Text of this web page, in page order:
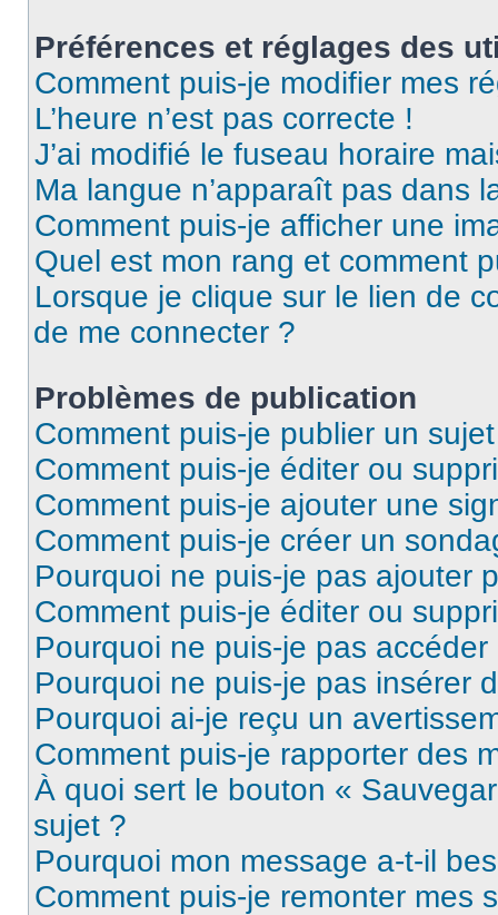
Préférences et réglages des
Comment puis-je modifier mes
L’heure n’est pas correcte !
J’ai modifié le fuseau horaire
Ma langue n’apparaît pas dans
Comment puis-je afficher une
Quel est mon rang et comment
Lorsque je clique sur le lien de
de me connecter ?
Problèmes de publication
Comment puis-je publier un
Comment puis-je éditer ou
Comment puis-je ajouter une
Comment puis-je créer un
Pourquoi ne puis-je pas ajouter
Comment puis-je éditer ou
Pourquoi ne puis-je pas
Pourquoi ne puis-je pas insérer
Pourquoi ai-je reçu un
Comment puis-je rapporter des
À quoi sert le bouton «
sujet ?
Pourquoi mon message a-t-il
Comment puis-je remonter mes